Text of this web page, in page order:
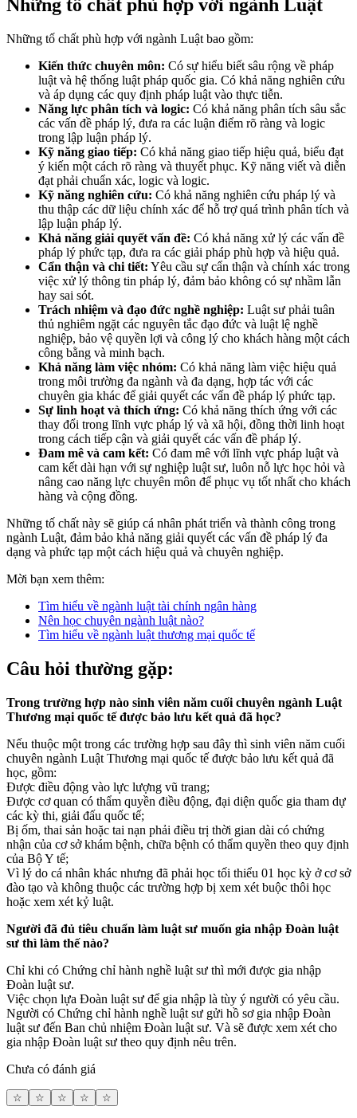
Những tố chất phù hợp với ngành Luật
Những tố chất phù hợp với ngành Luật bao gồm:
Kiến thức chuyên môn: Có sự hiểu biết sâu rộng về pháp
luật và hệ thống luật pháp quốc gia. Có khả năng nghiên cứu
và áp dụng các quy định pháp luật vào thực tiễn.
Năng lực phân tích và logic: Có khả năng phân tích sâu sắc
các vấn đề pháp lý, đưa ra các luận điểm rõ ràng và logic
trong lập luận pháp lý.
Kỹ năng giao tiếp: Có khả năng giao tiếp hiệu quả, biểu đạt
ý kiến một cách rõ ràng và thuyết phục. Kỹ năng viết và diễn
đạt phải chuẩn xác, logic và logic.
Kỹ năng nghiên cứu: Có khả năng nghiên cứu pháp lý và
thu thập các dữ liệu chính xác để hỗ trợ quá trình phân tích và
lập luận pháp lý.
Khả năng giải quyết vấn đề: Có khả năng xử lý các vấn đề
pháp lý phức tạp, đưa ra các giải pháp phù hợp và hiệu quả.
Cẩn thận và chi tiết: Yêu cầu sự cẩn thận và chính xác trong
việc xử lý thông tin pháp lý, đảm bảo không có sự nhầm lẫn
hay sai sót.
Trách nhiệm và đạo đức nghề nghiệp: Luật sư phải tuân
thủ nghiêm ngặt các nguyên tắc đạo đức và luật lệ nghề
nghiệp, bảo vệ quyền lợi và công lý cho khách hàng một cách
công bằng và minh bạch.
Khả năng làm việc nhóm: Có khả năng làm việc hiệu quả
trong môi trường đa ngành và đa dạng, hợp tác với các
chuyên gia khác để giải quyết các vấn đề pháp lý phức tạp.
Sự linh hoạt và thích ứng: Có khả năng thích ứng với các
thay đổi trong lĩnh vực pháp lý và xã hội, đồng thời linh hoạt
trong cách tiếp cận và giải quyết các vấn đề pháp lý.
Đam mê và cam kết: Có đam mê với lĩnh vực pháp luật và
cam kết dài hạn với sự nghiệp luật sư, luôn nỗ lực học hỏi và
nâng cao năng lực chuyên môn để phục vụ tốt nhất cho khách
hàng và cộng đồng.
Những tố chất này sẽ giúp cá nhân phát triển và thành công trong
ngành Luật, đảm bảo khả năng giải quyết các vấn đề pháp lý đa
dạng và phức tạp một cách hiệu quả và chuyên nghiệp.
Mời bạn xem thêm:
Tìm hiểu về ngành luật tài chính ngân hàng
Nên học chuyên ngành luật nào?
Tìm hiểu về ngành luật thương mại quốc tế
Câu hỏi thường gặp:
Trong trường hợp nào sinh viên năm cuối chuyên ngành Luật
Thương mại quốc tế được bảo lưu kết quả đã học?
Nếu thuộc một trong các trường hợp sau đây thì sinh viên năm cuối
chuyên ngành Luật Thương mại quốc tế được bảo lưu kết quả đã
học, gồm:
Được điều động vào lực lượng vũ trang;
Được cơ quan có thẩm quyền điều động, đại diện quốc gia tham dự
các kỳ thi, giải đấu quốc tế;
Bị ốm, thai sản hoặc tai nạn phải điều trị thời gian dài có chứng
nhận của cơ sở khám bệnh, chữa bệnh có thẩm quyền theo quy định
của Bộ Y tế;
Vì lý do cá nhân khác nhưng đã phải học tối thiểu 01 học kỳ ở cơ sở
đào tạo và không thuộc các trường hợp bị xem xét buộc thôi học
hoặc xem xét kỷ luật.
Người đã đủ tiêu chuẩn làm luật sư muốn gia nhập Đoàn luật
sư thì làm thế nào?
Chỉ khi có Chứng chỉ hành nghề luật sư thì mới được gia nhập
Đoàn luật sư.
Việc chọn lựa Đoàn luật sư để gia nhập là tùy ý người có yêu cầu.
Người có Chứng chỉ hành nghề luật sư gửi hồ sơ gia nhập Đoàn
luật sư đến Ban chủ nhiệm Đoàn luật sư. Và sẽ được xem xét cho
gia nhập Đoàn luật sư theo quy định nêu trên.
Chưa có đánh giá
☆ ☆ ☆ ☆ ☆